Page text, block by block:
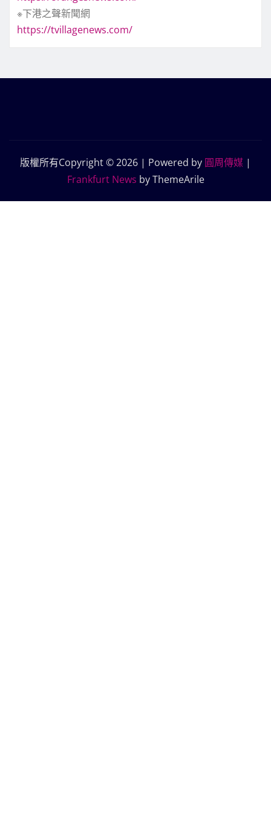
※下港之聲新聞網
https://tvillagenews.com/
版權所有Copyright © 2026 | Powered by 圓周傳媒 |
Frankfurt News by ThemeArile